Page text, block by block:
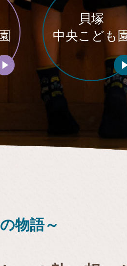
貝塚
中央こども
物語～